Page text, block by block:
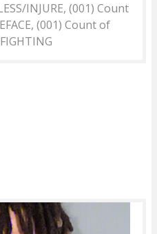
INJURE, (001) Count
(001) Count of